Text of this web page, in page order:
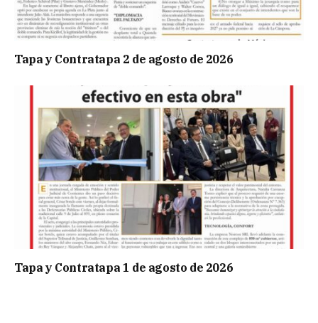
Tapa y Contratapa 2 de agosto de 2026
Tapa y Contratapa 1 de agosto de 2026